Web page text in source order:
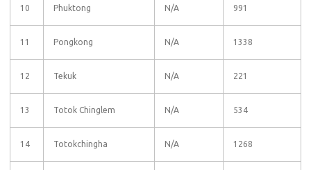
10 Phuktong N/A 991
11 Pongkong N/A 1338
12 Tekuk N/A 221
13 Totok Chinglem N/A 534
14 Totokchingha N/A 1268